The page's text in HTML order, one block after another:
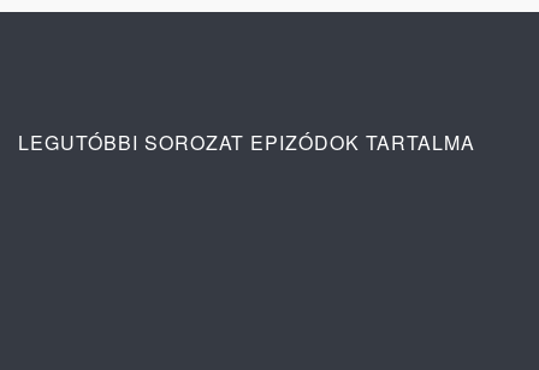
LEGUTÓBBI SOROZAT EPIZÓDOK TARTALMA